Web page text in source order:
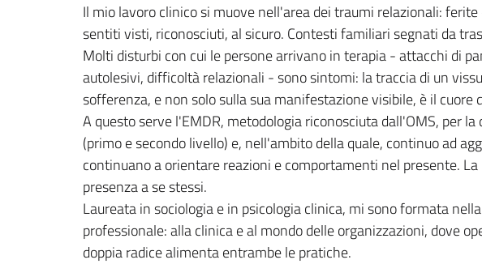
Il mio lavoro clinico si muove nell'area dei traumi relazionali:
sentiti visti, riconosciuti, al sicuro. Contesti familiari segnati da
Molti disturbi con cui le persone arrivano in terapia - attacchi di
autolesivi, difficoltà relazionali - sono sintomi: la traccia di un
sofferenza, e non solo sulla sua manifestazione visibile, è il cuore
A questo serve l'EMDR, metodologia riconosciuta dall'OMS, per
(primo e secondo livello) e, nell'ambito della quale, continuo ad
continuano a orientare reazioni e comportamenti nel presente.
presenza a se stessi.
Laureata in sociologia e in psicologia clinica, mi sono formata
professionale: alla clinica e al mondo delle organizzazioni, dove
doppia radice alimenta entrambe le pratiche.